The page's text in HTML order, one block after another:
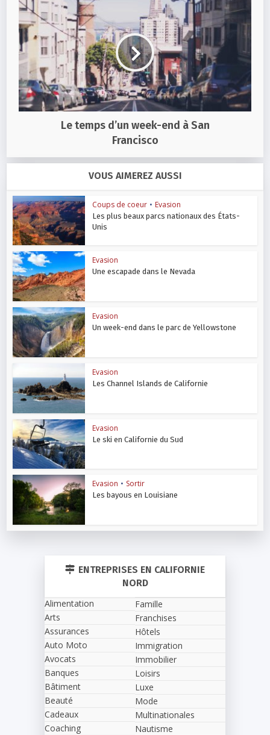
Le temps d’un week-end à San
Francisco
VOUS AIMEREZ AUSSI
Coups de coeur • Evasion
Les plus beaux parcs nationaux des États-
Unis
Evasion
Une escapade dans le Nevada
Evasion
Un week-end dans le parc de Yellowstone
Evasion
Les Channel Islands de Californie
Evasion
Le ski en Californie du Sud
Evasion • Sortir
Les bayous en Louisiane
ENTREPRISES EN CALIFORNIE
NORD
Alimentation
Arts
Assurances
Auto Moto
Avocats
Banques
Bâtiment
Beauté
Cadeaux
Coaching
Famille
Franchises
Hôtels
Immigration
Immobilier
Loisirs
Luxe
Mode
Multinationales
Nautisme